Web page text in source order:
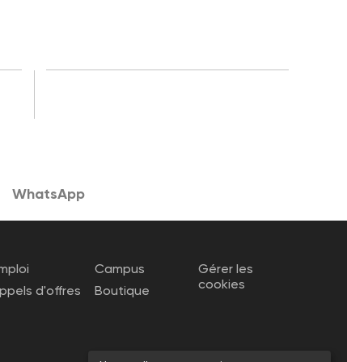
WhatsApp
d'offres
Campus
Boutique
Gérer les
cookies